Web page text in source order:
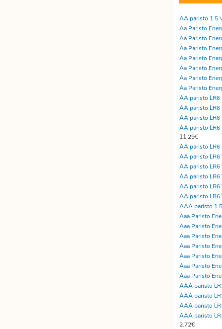
Työkalut
AA paristo 1.5
Aa Paristo
Aa Paristo
Aa Paristo
Aa Paristo
Aa Paristo
Aa Paristo
Aa Paristo
AA paristo LR6
AA paristo LR6
AA paristo LR6
AA paristo LR6
11.29€
AA paristo LR6
AA paristo LR6
AA paristo LR6
AA paristo LR6
AA paristo LR6
AA paristo LR6
AAA paristo
Aaa Paristo
Aaa Paristo
Aaa Paristo
Aaa Paristo
Aaa Paristo
Aaa Paristo
Aaa Paristo
AAA paristo
AAA paristo
AAA paristo
AAA paristo
2.72€